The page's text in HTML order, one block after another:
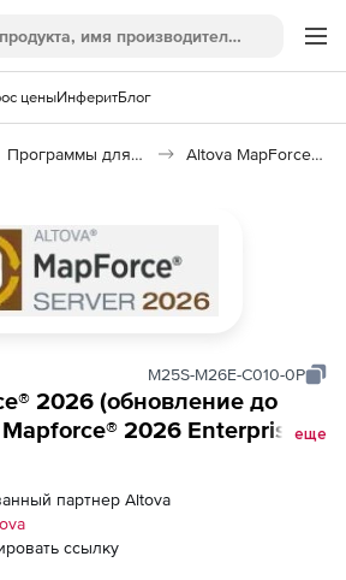
ценыИнферитБлог
Программы для работы с базами данных Altova MapForce 2026
M25S-M26E-C010-0P
2026 (обновление до
2026 Enterprise
Mapforce® 2026 Enterprise
Users (10)
еще
партнер Altova
ссылку